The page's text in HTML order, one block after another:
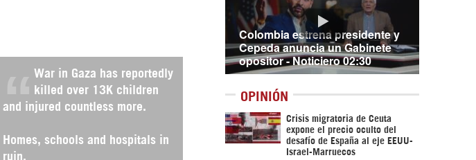
War in Gaza has reportedly
killed over 13K children
and injured countless more.
Homes, schools and hospitals in
ruin.
Colombia estrena presidente y
Cepeda anuncia un Gabinete
opositor - Noticiero 02:30
OPINIÓN
Crisis migratoria de Ceuta
expone el precio oculto del
desafío de España al eje EEUU-
Israel-Marruecos